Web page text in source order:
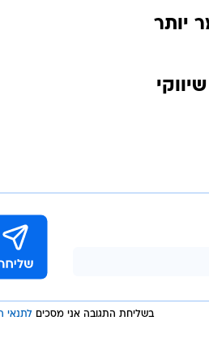
יותר
בשליחת התגובה אני מסכים לתנאי